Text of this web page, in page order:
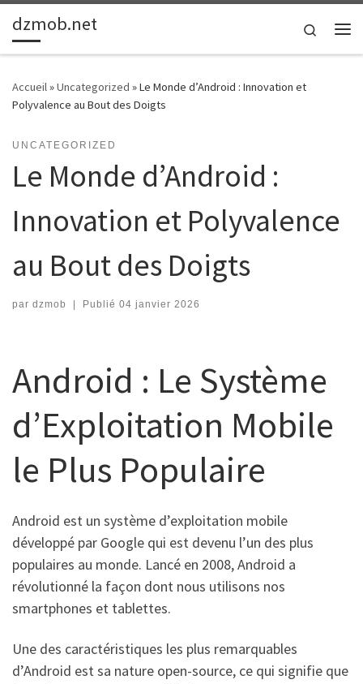
Passer au contenu
dzmob.net
Search
Accueil»Uncategorized »Le Monde d’Android : Innovation et
Polyvalence au Bout des Doigts
UNCATEGORIZED
Le Monde d’Android :
Innovation et Polyvalence
au Bout des Doigts
par dzmob | Publié 04 janvier 2026
Android : Le Système
d’Exploitation Mobile
le Plus Populaire
Android est un système d’exploitation mobile
développé par Google qui est devenu l’un des plus
populaires au monde. Lancé en 2008, Android a
révolutionné la façon dont nous utilisons nos
smartphones et tablettes.
Une des caractéristiques les plus remarquables
d’Android est sa nature open-source, ce qui signifie que